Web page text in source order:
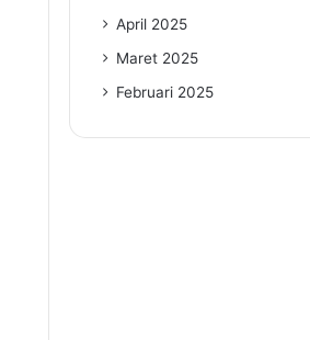
April 2025
Maret 2025
Februari 2025